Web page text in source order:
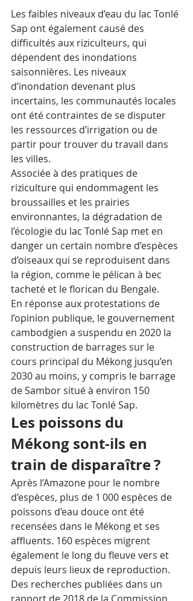
Les faibles niveaux d’eau du lac Tonlé
Sap ont également causé des
difficultés aux riziculteurs, qui
dépendent des inondations
saisonnières. Les niveaux
d’inondation devenant plus
incertains, les communautés locales
ont été contraintes de se disputer
les ressources d’irrigation ou de
partir pour trouver du travail dans
les villes.
Associée à des pratiques de
riziculture qui endommagent les
broussailles et les prairies
environnantes, la dégradation de
l’écologie du lac Tonlé Sap met en
danger un certain nombre d’espèces
d’oiseaux qui se reproduisent dans
la région, comme le pélican à bec
tacheté et le florican du Bengale.
En réponse aux protestations de
l’opinion publique, le gouvernement
cambodgien a suspendu en 2020 la
construction de barrages sur le
cours principal du Mékong jusqu’en
2030 au moins, y compris le barrage
de Sambor situé à environ 150
kilomètres du lac Tonlé Sap.
Les poissons du
Mékong sont-ils en
train de disparaître ?
Après l’Amazone pour le nombre
d’espèces, plus de 1 000 espèces de
poissons d’eau douce ont été
recensées dans le Mékong et ses
affluents. 160 espèces migrent
également le long du fleuve vers et
depuis leurs lieux de reproduction.
Des recherches publiées dans un